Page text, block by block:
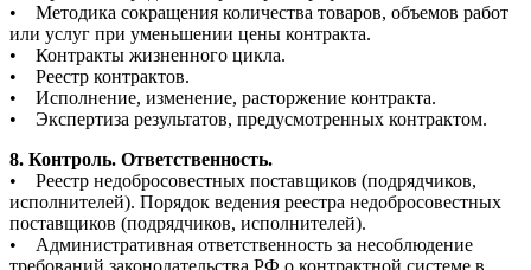
• Методика сокращения количества товаров, объемов работ
или услуг при уменьшении цены контракта.
• Контракты жизненного цикла.
• Реестр контрактов.
• Исполнение, изменение, расторжение контракта.
• Экспертиза результатов, предусмотренных контрактом.
8. Контроль. Ответственность.
• Реестр недобросовестных поставщиков (подрядчиков,
исполнителей). Порядок ведения реестра недобросовестных
поставщиков (подрядчиков, исполнителей).
• Административная ответственность за несоблюдение